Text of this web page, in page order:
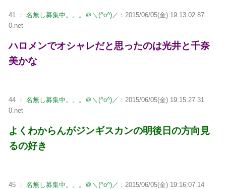
41 ： 名無し募集中。。。＠＼(^o^)／ ：2015/06/05(金) 19:13:02.87
0.net
ハロメンでオシャレだと思ったのは光井と千奈
美かな
44 ： 名無し募集中。。。＠＼(^o^)／ ：2015/06/05(金) 19:15:27.31
0.net
よくわからんがジンギスカンの明後日の方向見
るの好き
45 ： 名無し募集中。。。＠＼(^o^)／ ：2015/06/05(金) 19:16:07.14